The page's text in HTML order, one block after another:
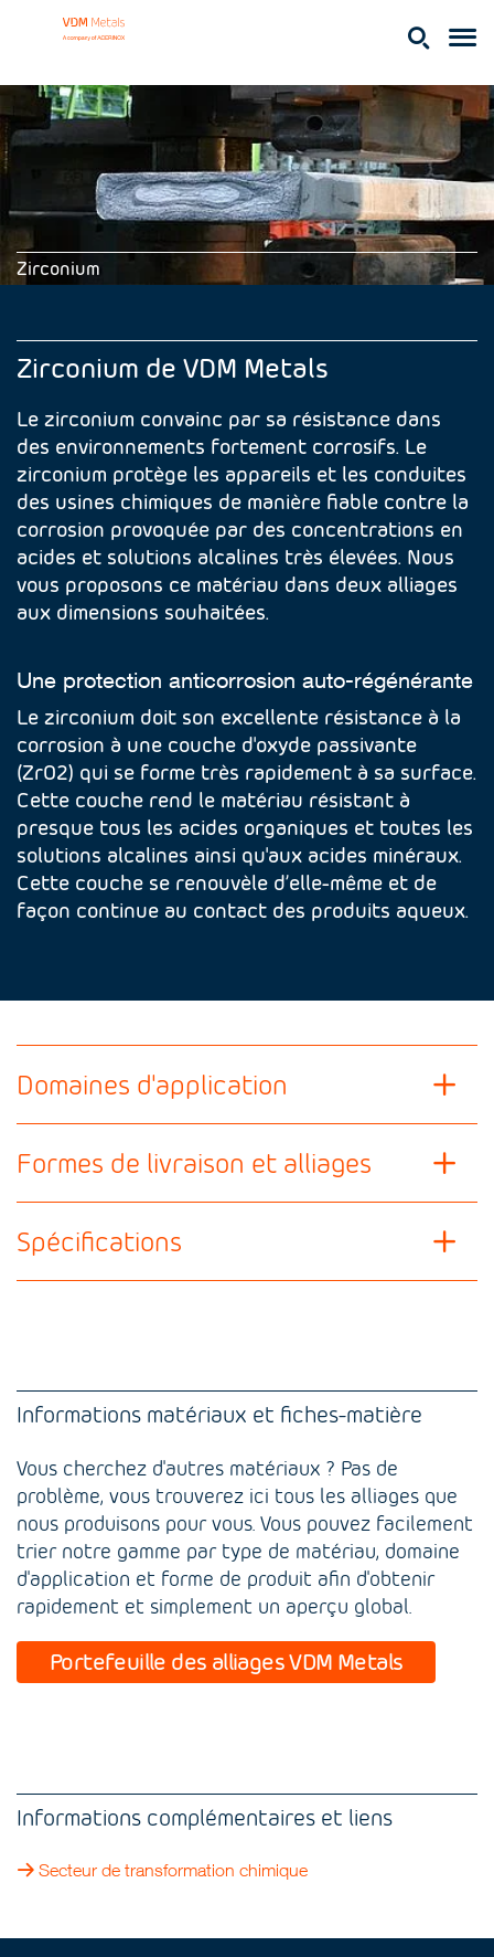
Zirconium
Zirconium de VDM Metals
Le zirconium convainc par sa résistance dans
des environnements fortement corrosifs. Le
zirconium protège les appareils et les conduites
des usines chimiques de manière fiable contre la
corrosion provoquée par des concentrations en
acides et solutions alcalines très élevées. Nous
vous proposons ce matériau dans deux alliages
aux dimensions souhaitées.
Une protection anticorrosion auto-régénérante
Le zirconium doit son excellente résistance à la
corrosion à une couche d'oxyde passivante
(ZrO2) qui se forme très rapidement à sa surface.
Cette couche rend le matériau résistant à
presque tous les acides organiques et toutes les
solutions alcalines ainsi qu'aux acides minéraux.
Cette couche se renouvèle d’elle-même et de
façon continue au contact des produits aqueux.
Domaines d'application
Formes de livraison et alliages
Spécifications
Informations matériaux et fiches-matière
Vous cherchez d'autres matériaux ? Pas de
problème, vous trouverez ici tous les alliages que
nous produisons pour vous. Vous pouvez facilement
trier notre gamme par type de matériau, domaine
d'application et forme de produit afin d'obtenir
rapidement et simplement un aperçu global.
Portefeuille des alliages VDM Metals
Informations complémentaires et liens
Secteur de transformation chimique